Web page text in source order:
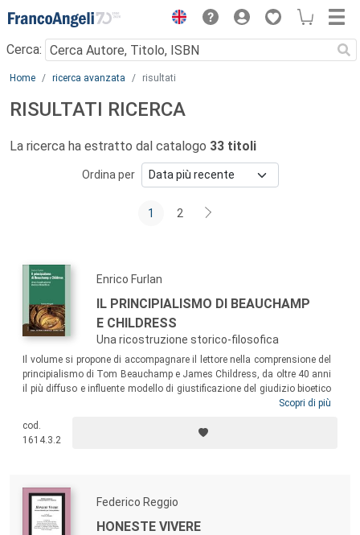
Menu
Cerca:
Main content
Home ricerca avanzata risultati
RISULTATI RICERCA
La ricerca ha estratto dal catalogo 33 titoli
Ordina per
1 2
Enrico Furlan
IL PRINCIPIALISMO DI BEAUCHAMP
E CHILDRESS
Una ricostruzione storico-filosofica
Il volume si propone di accompagnare il lettore nella comprensione del
principialismo di Tom Beauchamp e James Childress, da oltre 40 anni
il più diffuso e influente modello di giustificazione del giudizio bioetico
a livello internazionale. Attraverso un percorso che ne ricostruisce la
di forza dell’approccio principialista e ne mette in luce alcuni seri
problemi teorici ancora aperti.
Scopri di più
cod.
1614.3.2
Federico Reggio
HONESTE VIVERE